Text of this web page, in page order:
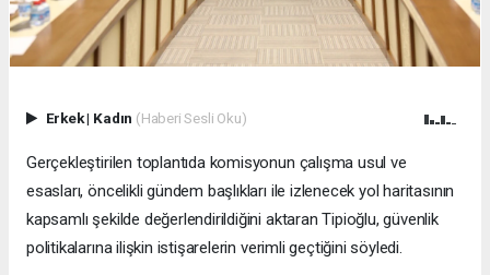
Erkek| Kadın (Haberi Sesli Oku)
Gerçekleştirilen toplantıda komisyonun çalışma usul ve
esasları, öncelikli gündem başlıkları ile izlenecek yol haritasının
kapsamlı şekilde değerlendirildiğini aktaran Tipioğlu, güvenlik
politikalarına ilişkin istişarelerin verimli geçtiğini söyledi.